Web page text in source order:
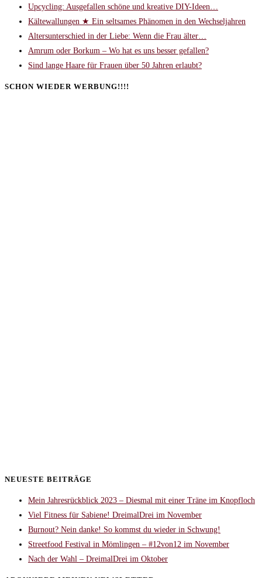
Upcycling: Ausgefallen schöne und kreative DIY-Ideen…
Kältewallungen ★ Ein seltsames Phänomen in den Wechseljahren
Altersunterschied in der Liebe: Wenn die Frau älter…
Amrum oder Borkum – Wo hat es uns besser gefallen?
Sind lange Haare für Frauen über 50 Jahren erlaubt?
SCHON WIEDER WERBUNG!!!!
NEUESTE BEITRÄGE
Mein Jahresrückblick 2023 – Diesmal mit einer Träne im Knopfloch
Viel Fitness für Sabiene! DreimalDrei im November
Burnout? Nein danke! So kommst du wieder in Schwung!
Streetfood Festival in Mömlingen – #12von12 im November
Nach der Wahl – DreimalDrei im Oktober